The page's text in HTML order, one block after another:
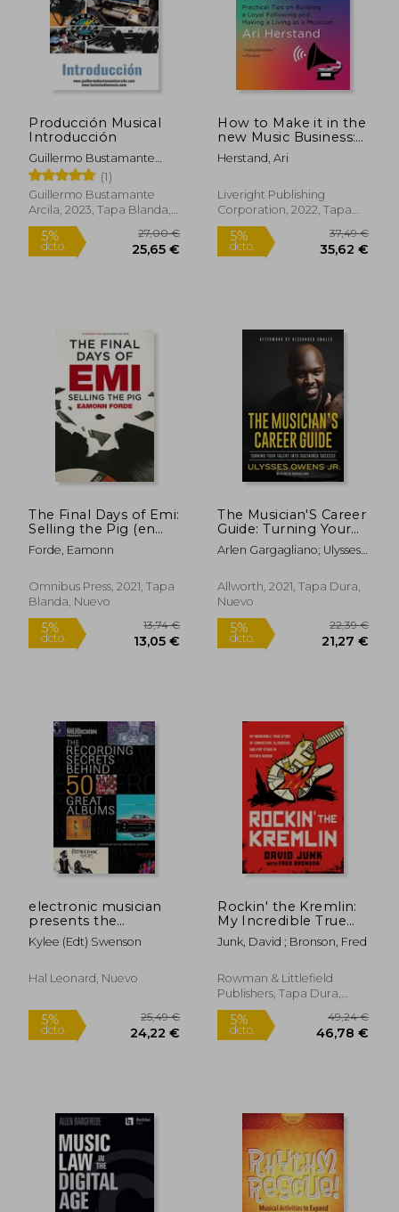
5%
dcto.
27,49 € 5%
dcto.
Producción Musical
Introducción
Guillermo Bustamante
Arcila
(1)
Guillermo Bustamante
Arcila, 2023, Tapa Blanda,
Nuevo
5% 27,00 €
How to Make it in the
new Music Business:
Practical Tips on
Building a Loyal
Making a Living as a
Musician (en Inglés)
Herstand, Ari
Liveright Publishing
Corporation, 2022, Tapa
Dura, Nuevo
5%
The Final Days of Emi:
Selling the Pig (en
Inglés)
Forde, Eamonn
Omnibus Press, 2021, Tapa
Blanda, Nuevo
5%
dcto.
13,74 €
The Musician'S Career
Guide: Turning Your
Talent Into Sustained
Success (en Inglés)
Arlen Gargagliano; Ulysses
Allworth, 2021, Tapa Dura,
Nuevo
5%
dcto.
electronic musician
presents the
recording secrets
behind 50 great
Kylee (edt) Swenson
Hal Leonard, Nuevo
Rockin' the Kremlin:
My Incredible True
Story of Gangsters,
Oligarchs, and Pop
(en Inglés)
Junk, David ; Bronson, Fred
Rowman & Littlefield
Publishers, Tapa Dura,
Nuevo